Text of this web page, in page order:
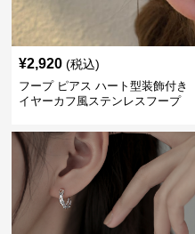
¥2,920 (税込)
フープ ピアス ハート型装飾付き
イヤーカフ風ステンレスフープ